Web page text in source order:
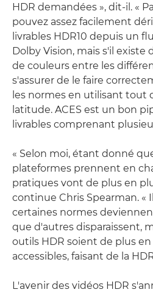
HDR demandées », dit-il. «
pouvez assez facilement
livrables HDR10 depuis un
Dolby Vision, mais s'il
de couleurs entre les
s'assurer de le faire
les normes en utilisant tout
latitude. ACES est un bon
livrables comprenant
« Selon moi, étant donné
plateformes prennent en
pratiques vont de plus en
continue Chris Spearman. «
certaines normes
que d'autres disparaissent,
outils HDR soient de plus
accessibles, faisant de la
L'avenir des vidéos HDR